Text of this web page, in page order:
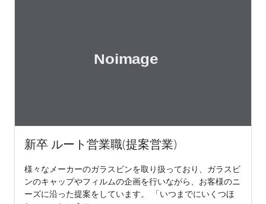
新卒 ルート営業職(提案営業)
様々なメーカーのガラスビンを取り扱っており、ガラスビ
ンのキャップやフィルムの企画を行いながら、お客様のニ
ーズに沿った提案をしています。 「いつまでにいくつほ